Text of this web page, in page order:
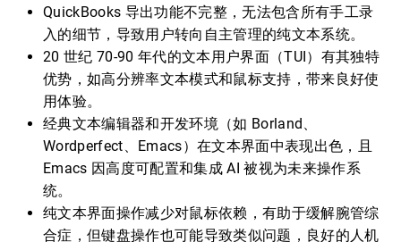
QuickBooks 导出功能不完整，无法包含所有手工录
入的细节，导致用户转向自主管理的纯文本系统。
20 世纪 70-90 年代的文本用户界面（TUI）有其独特
优势，如高分辨率文本模式和鼠标支持，带来良好使
用体验。
经典文本编辑器和开发环境（如 Borland、
Wordperfect、Emacs）在文本界面中表现出色，且
Emacs 因高度可配置和集成 AI 被视为未来操作系
统。
纯文本界面操作减少对鼠标依赖，有助于缓解腕管综
合症，但键盘操作也可能导致类似问题，良好的人机